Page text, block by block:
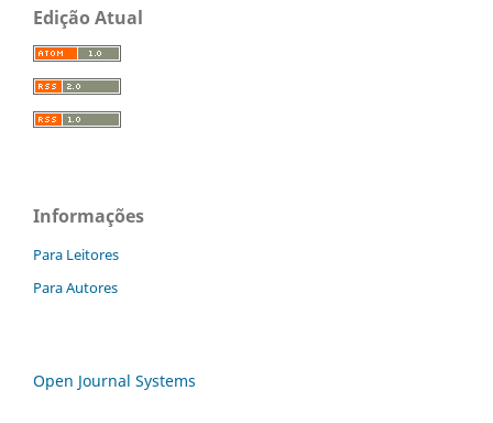
Edição Atual
Informações
Para Leitores
Para Autores
Open Journal Systems